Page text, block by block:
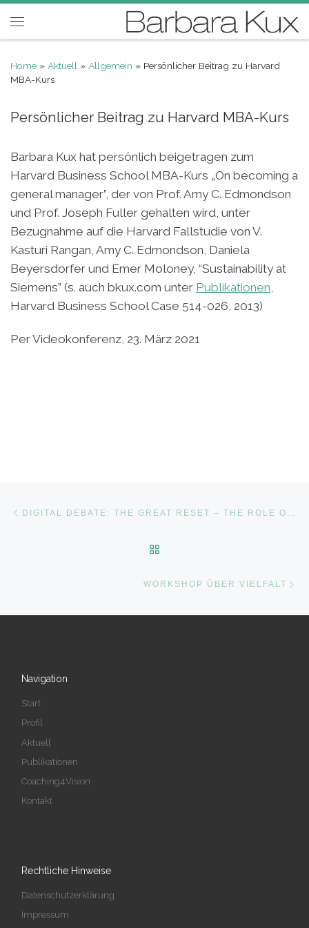
Skip to content
Home » Aktuell » Allgemein » Persönlicher Beitrag zu Harvard
MBA-Kurs
Persönlicher Beitrag zu Harvard MBA-Kurs
Barbara Kux hat persönlich beigetragen zum
Harvard Business School MBA-Kurs „On becoming a
general manager”, der von Prof. Amy C. Edmondson
und Prof. Joseph Fuller gehalten wird, unter
Bezugnahme auf die Harvard Fallstudie von V.
Kasturi Rangan, Amy C. Edmondson, Daniela
Beyersdorfer und Emer Moloney, “Sustainability at
Siemens” (s. auch bkux.com unter Publikationen
Harvard Business School Case 514-026, 2013)
Per Videokonferenz, 23. März 2021
WORKSHOP ÜBER VIELFALT
Navigation
Start
Profil
Aktuell
Publikationen
Coaching4Vision
Kontakt
Rechtliche Hinweise
Datenschutzerklärung
Impressum